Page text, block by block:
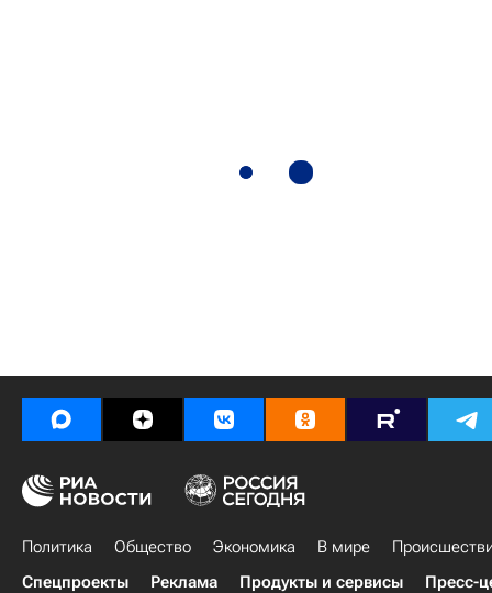
Политика Общество Экономика В мире
Спецпроекты
Реклама Продукты и сервисы Пресс-